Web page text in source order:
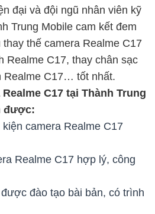
đại và đội ngũ nhân viên kỹ
Trung Mobile cam kết đem
thế camera Realme C17
Realme C17, thay chân sạc
Realme C17… tốt nhất.
C17 tại Thành Trung
được:
camera Realme C17
Realme C17 hợp lý, công
đào tạo bài bản, có trình